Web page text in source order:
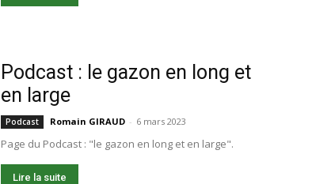
Podcast : le gazon en long et
en large
Podcast Romain GIRAUD - 6 mars 2023
Page du Podcast : "le gazon en long et en large".
Lire la suite